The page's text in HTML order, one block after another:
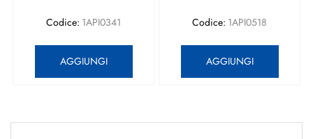
Codice: 1API0341
AGGIUNGI
Codice: 1API0518
AGGIUNGI